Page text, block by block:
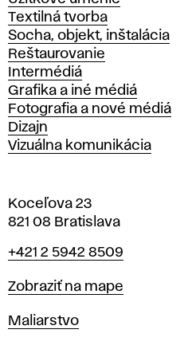
Textilná tvorba
Socha, objekt, inštalácia
Reštaurovanie
Intermédiá
Grafika a iné médiá
Fotografia a nové médiá
Dizajn
Vizuálna komunikácia
Koceľova 23
821 08 Bratislava
Telefón
+421 2 5942 8509
Mapa
Zobraziť na mape
Katedry
Maliarstvo